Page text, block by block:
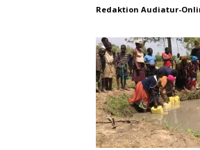
Redaktion Audiatur-